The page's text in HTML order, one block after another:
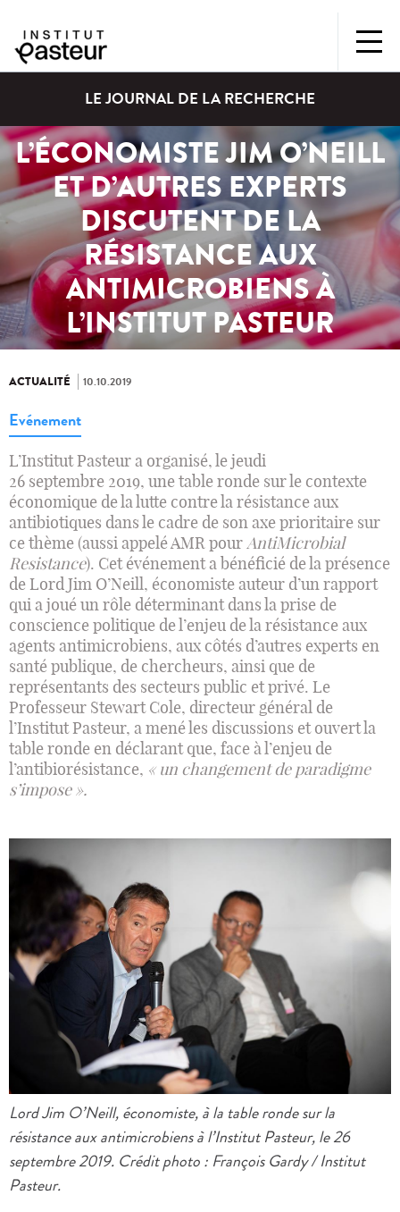
LE JOURNAL DE LA RECHERCHE
L’ÉCONOMISTE JIM O’NEILL
ET D’AUTRES EXPERTS
DISCUTENT DE LA
RÉSISTANCE AUX
ANTIMICROBIENS À
L’INSTITUT PASTEUR
ACTUALITÉ 10.10.2019
Evénement
L’Institut Pasteur a organisé, le jeudi
26 septembre 2019, une table ronde sur le contexte
économique de la lutte contre la résistance aux
antibiotiques dans le cadre de son axe prioritaire sur
ce thème (aussi appelé AMR pourAntiMicrobial
Resistance). Cet événement a bénéficié de la présence
de Lord Jim O’Neill, économiste auteur d’un rapport
qui a joué un rôle déterminant dans la prise de
conscience politique de l’enjeu de la résistance aux
agents antimicrobiens, aux côtés d’autres experts en
santé publique, de chercheurs, ainsi que de
représentants des secteurs public et privé. Le
Professeur Stewart Cole, directeur général de
l’Institut Pasteur, a mené les discussions et ouvert la
table ronde en déclarant que, face à l’enjeu de
l’antibiorésistance, « un changement de paradigme
s’impose ».
Lord Jim O’Neill, économiste, à la table ronde sur la
résistance aux antimicrobiens à l’Institut Pasteur, le 26
septembre 2019. Crédit photo : François Gardy / Institut
Pasteur.